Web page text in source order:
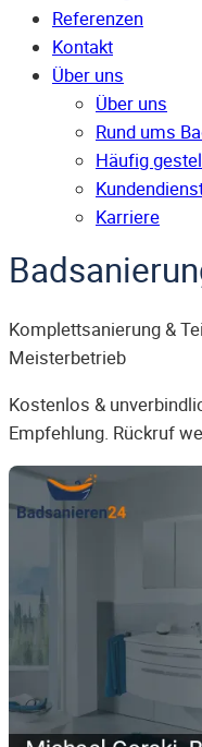
Referenzen
Kontakt
Über uns
Über uns
Rund ums
Häufig
Karriere
Komplettsanierung &
Meisterbetrieb
Kostenlos &
Empfehlung. Rückruf